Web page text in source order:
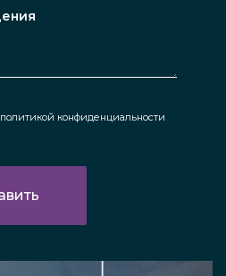
политикой конфиденциальности